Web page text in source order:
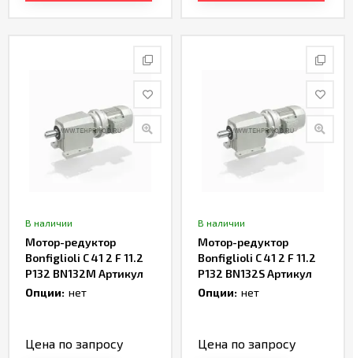
В наличии
Мотор-редуктор
Bonfiglioli C 41 2 F 11.2
P132 BN132M Артикул
TH170376
Опции: нет
Цена по запросу
В наличии
Мотор-редуктор
Bonfiglioli C 41 2 F 11.2
P132 BN132S Артикул
TH168714
Опции: нет
Цена по запросу